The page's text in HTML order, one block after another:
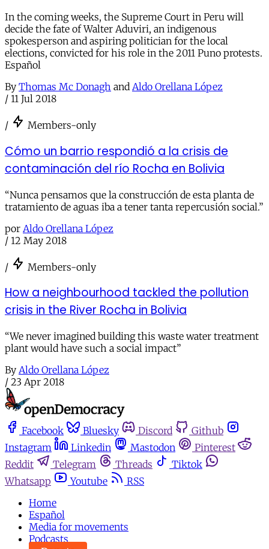
In the coming weeks, the Supreme Court in Peru will
decide the fate of Walter Aduviri, an indigenous
spokesperson and aspiring politician for the local
elections, convicted for his role in the 2011 Puno protests.
Español
By Thomas Mc Donagh and Aldo Orellana López
/ 11 Jul 2018
/ Members-only
Cómo un barrio respondió a la crisis de
contaminación del río Rocha en Bolivia
“Nunca pensamos que la construcción de esta planta de
tratamiento de aguas iba a tener tanta repercusión social.”
por Aldo Orellana López
/ 12 May 2018
/ Members-only
How a neighbourhood tackled the pollution
crisis in the River Rocha in Bolivia
“We never imagined building this waste water treatment
plant would have such a social impact”
By Aldo Orellana López
/ 23 Apr 2018
Facebook Bluesky Discord
Github
Instagram
Linkedin Mastodon
Pinterest
Reddit
Telegram Threads
Tiktok
Whatsapp
Youtube
RSS
Home
Español
Media for movements
Podcasts